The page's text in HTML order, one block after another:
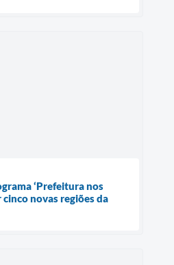
‘Prefeitura nos
novas regiões da